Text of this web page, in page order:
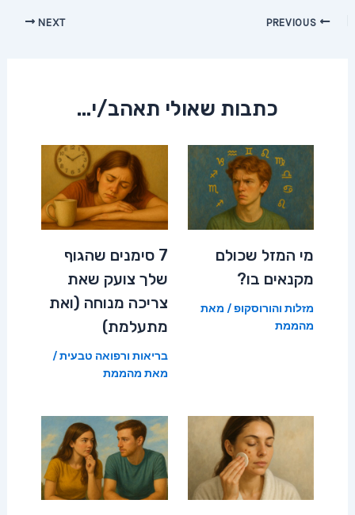
Post
NEXT
כתבות שאולי תאהב/י...
מי המזל שכולם
מקנאים בו?
מזלות והורוסקופ / מאת
מהממת
7 סימנים שהגוף
שלך צועק שאת
צריכה מנוחה (ואת
מתעלמת)
בריאות ורפואה טבעית/
מאת מהממת